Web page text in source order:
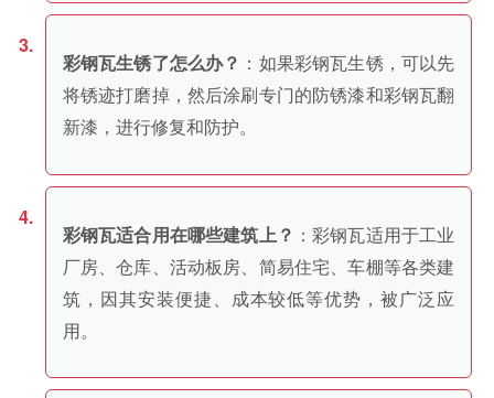
彩钢瓦生锈了怎么办？ ：如果彩钢瓦生锈，可以先
将锈迹打磨掉，然后涂刷专门的防锈漆和彩钢瓦翻
新漆，进行修复和防护。
彩钢瓦适合用在哪些建筑上？ ：彩钢瓦适用于工业
厂房、仓库、活动板房、简易住宅、车棚等各类建
筑，因其安装便捷、成本较低等优势，被广泛应
用。